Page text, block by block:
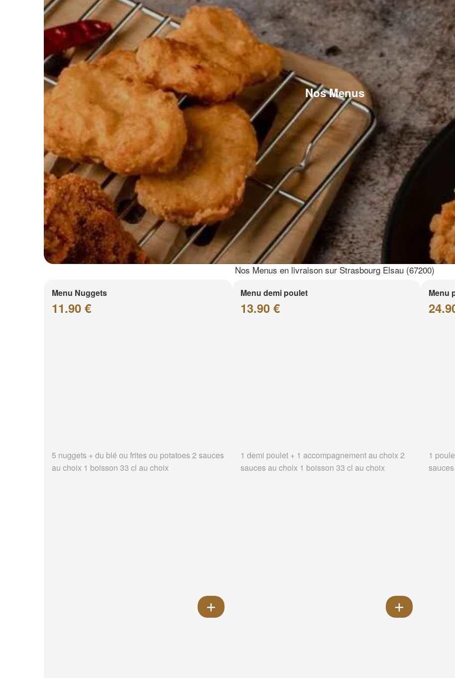
Nos Menus
Nos Menus en livraison sur Strasbourg Elsau (67200)
Menu Nuggets
11.90 €
5 nuggets + du blé ou frites ou potatoes 2 sauces
au choix 1 boisson 33 cl au choix
Menu demi poulet
13.90 €
1 demi poulet + 1 accompagnement au choix 2
sauces au choix 1 boisson 33 cl au choix
Menu
1